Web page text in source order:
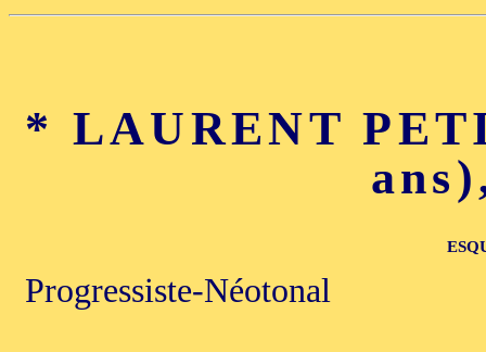
* LAURENT
Progressiste-Néotonal